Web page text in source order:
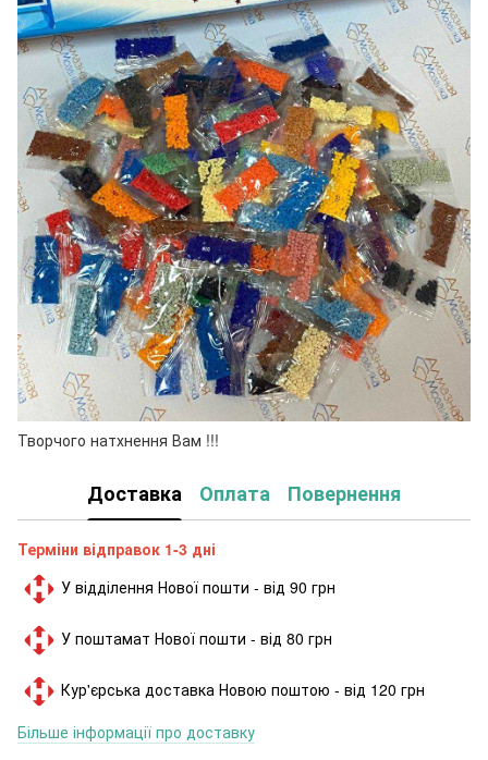
Творчого натхнення Вам !!!
Доставка Оплата Повернення
Терміни відправок 1-3 дні
У відділення Нової пошти - від 90 грн
У поштамат Нової пошти - від 80 грн
Кур'єрська доставка Новою поштою - від 120 грн
Більше інформації про доставку